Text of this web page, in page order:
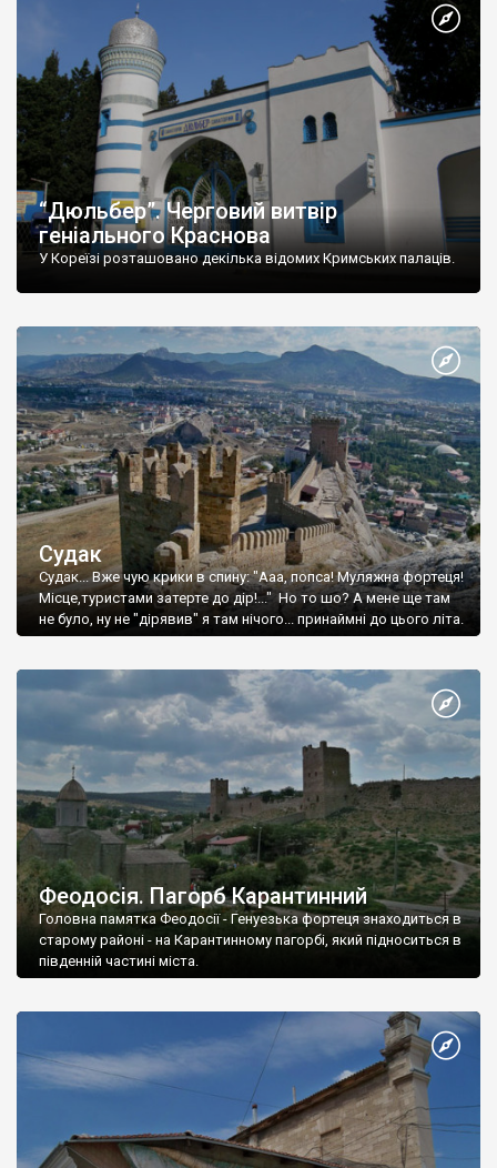
“Дюльбер”. Черговий витвір
геніального Краснова
У Кореїзі розташовано декілька відомих Кримських палаців.
Судак
Судак... Вже чую крики в спину: "Ааа, попса! Муляжна фортеця!
Місце,туристами затерте до дір!..." Но то шо? А мене ще там
не було, ну не "дірявив" я там нічого... принаймні до цього літа.
Феодосія. Пагорб Карантинний
Головна памятка Феодосії - Генуезька фортеця знаходиться в
старому районі - на Карантинному пагорбі, який підноситься в
південній частині міста.